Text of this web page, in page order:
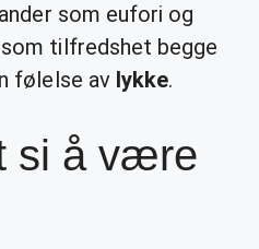
som eufori og
tilfredshet begge
følelse av lykke.
si å være